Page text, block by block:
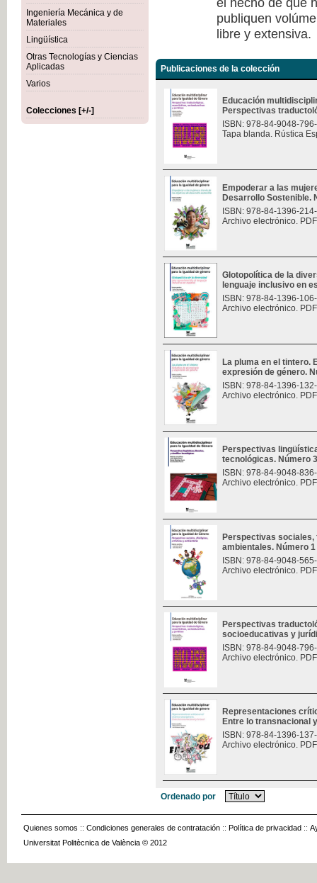
Ingeniería Mecánica y de
Materiales
Lingüística
Otras Tecnologías y Ciencias
Aplicadas
Varios
Colecciones [+/-]
publiquen
libre y extensiva.
Publicaciones de la colección
Educación
Perspectivas
ISBN: 978-84-9048-
Tapa blanda. Rústica
Empoderar a las
Desarrollo Sostenible.
ISBN: 978-84-1396-
Archivo electrónico.
Glotopolítica de la
lenguaje inclusivo en
ISBN: 978-84-1396-
Archivo electrónico.
La pluma en el tintero.
expresión de género.
ISBN: 978-84-1396-
Archivo electrónico.
Perspectivas
tecnológicas. Número 3
ISBN: 978-84-9048-
Archivo electrónico.
Perspectivas
ambientales. Número 1
ISBN: 978-84-9048-
Archivo electrónico.
Perspectivas
socioeducativas y
ISBN: 978-84-9048-
Archivo electrónico.
Representaciones
Entre lo transnacional
ISBN: 978-84-1396-
Archivo electrónico.
Ordenado por
Quienes somos :: Condiciones generales de contratación :: Política de privacidad ::
Universitat Politècnica de València © 2012